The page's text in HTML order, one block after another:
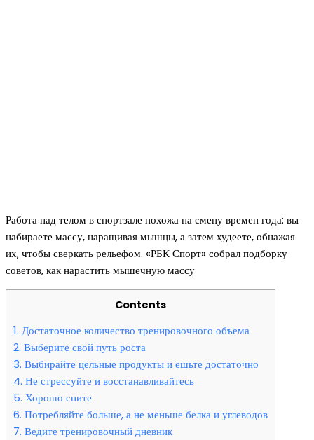
Работа над телом в спортзале похожа на смену времен года: вы
набираете массу, наращивая мышцы, а затем худеете, обнажая
их, чтобы сверкать рельефом. «РБК Спорт» собрал подборку
советов, как нарастить мышечную массу
Contents
1. Достаточное количество тренировочного объема
2. Выберите свой путь роста
3. Выбирайте цельные продукты и ешьте достаточно
4. Не стрессуйте и восстанавливайтесь
5. Хорошо спите
6. Потребляйте больше, а не меньше белка и углеводов
7. Ведите тренировочный дневник